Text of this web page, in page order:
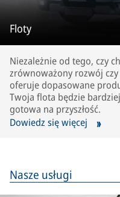
Floty
Niezależnie od tego, czy
zrównoważony rozwój
oferuje dopasowane
Twoja flota będzie
gotowa na przyszłość.
Dowiedz się więcej
Nasze usługi